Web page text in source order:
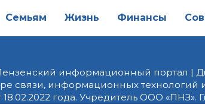
Семьям Жизнь Финансы
информационный портал |
связи, информационных технологий
года. Учредитель ООО